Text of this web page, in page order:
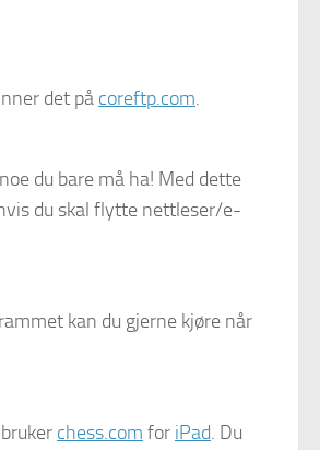
det på coreftp.com.
du bare må ha! Med dette
du skal flytte nettleser/e-
kan du gjerne kjøre når
chess.com for iPad. Du